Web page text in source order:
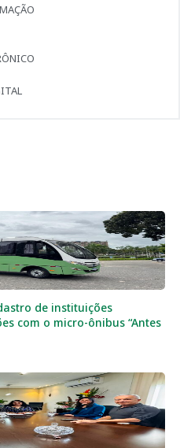
de instituições
com o micro-ônibus “Antes